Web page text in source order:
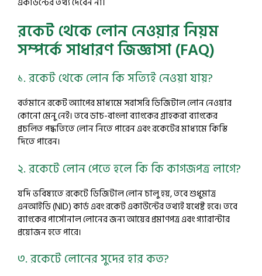
রকেট থেকে লোন নেওয়ার নিয়ম
সম্পর্কে সাধারণ জিজ্ঞাসা (FAQ)
১. রকেট থেকে লোন কি সত্যিই নেওয়া যায়?
বর্তমানে রকেট অ্যাপের মাধ্যমে সরাসরি ডিজিটাল লোন নেওয়ার
কোনো মেনু নেই। তবে ডাচ-বাংলা ব্যাংকের গ্রাহকরা ব্যাংকের
প্রচলিত পদ্ধতিতে লোন নিতে পারেন এবং রকেটের মাধ্যমে কিস্তি
দিতে পারেন।
২. রকেটে লোন পেতে হলে কি কি কাগজপত্র লাগে?
যদি ভবিষ্যতে রকেটে ডিজিটাল লোন চালু হয়, তবে শুধুমাত্র
এনআইডি (NID) কার্ড এবং রকেট একাউন্টের তথ্যই যথেষ্ট হবে। তবে
ব্যাংকের পার্সোনাল লোনের জন্য আয়ের প্রমাণপত্র এবং গ্যারান্টার
প্রয়োজন হতে পারে।
৩. রকেটে লোনের সুদের হার কত?